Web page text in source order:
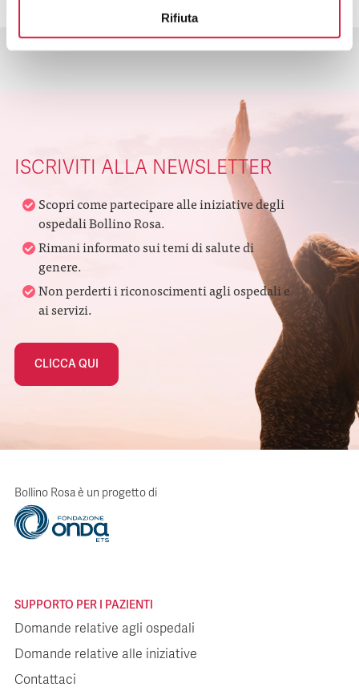
Rifiuta
ISCRIVITI ALLA NEWSLETTER
Scopri come partecipare alle iniziative degli
ospedali Bollino Rosa.
Rimani informato sui temi di salute di
genere.
Non perderti i riconoscimenti agli ospedali e
ai servizi.
CLICCA QUI
Bollino Rosa è un progetto di
SUPPORTO PER I PAZIENTI
Domande relative agli ospedali
Domande relative alle iniziative
Contattaci